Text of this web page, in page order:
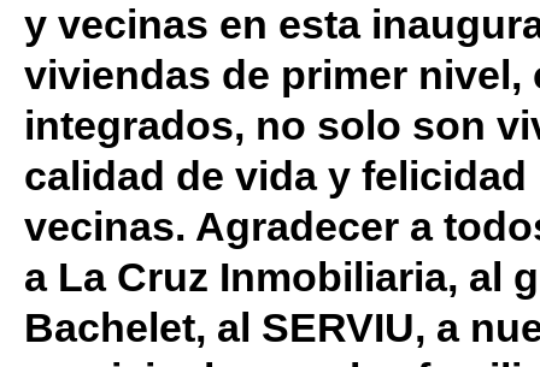
y vecinas en esta
viviendas de primer
integrados, no solo son
calidad de vida y
vecinas. Agradecer a
a La Cruz Inmobiliaria, al
Bachelet, al SERVIU, a